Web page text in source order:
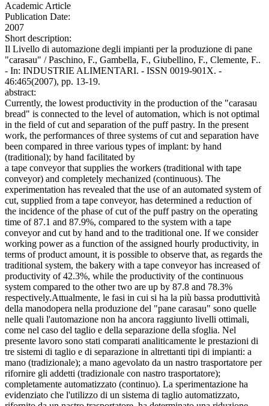
Academic Article
Publication Date:
2007
Short description:
Il Livello di automazione degli impianti per la produzione di pane
"carasau" / Paschino, F., Gambella, F., Giubellino, F., Clemente, F..
- In: INDUSTRIE ALIMENTARI. - ISSN 0019-901X. -
46:465(2007), pp. 13-19.
abstract:
Currently, the lowest productivity in the production of the "carasau
bread" is connected to the level of automation, which is not optimal
in the field of cut and separation of the puff pastry. In the present
work, the performances of three systems of cut and separation have
been compared in three various types of implant: by hand
(traditional); by hand facilitated by
a tape conveyor that supplies the workers (traditional with tape
conveyor) and completely mechanized (continuous). The
experimentation has revealed that the use of an automated system of
cut, supplied from a tape conveyor, has determined a reduction of
the incidence of the phase of cut of the puff pastry on the operating
time of 87.1 and 87.9%, compared to the system with a tape
conveyor and cut by hand and to the traditional one. If we consider
working power as a function of the assigned hourly productivity, in
terms of product amount, it is possible to observe that, as regards the
traditional system, the bakery with a tape conveyor has increased of
productivity of 42.3%, while the productivity of the continuous
system compared to the other two are up by 87.8 and 78.3%
respectively.Attualmente, le fasi in cui si ha la più bassa produttività
della manodopera nella produzione del "pane carasau" sono quelle
nelle quali l'automazione non ha ancora raggiunto livelli ottimali,
come nel caso del taglio e della separazione della sfoglia. Nel
presente lavoro sono stati comparati analiticamente le prestazioni di
tre sistemi di taglio e di separazione in altrettanti tipi di impianti: a
mano (tradizionale); a mano agevolato da un nastro trasportatore per
rifornire gli addetti (tradizionale con nastro trasportatore);
completamente automatizzato (continuo). La sperimentazione ha
evidenziato che l'utilizzo di un sistema di taglio automatizzato,